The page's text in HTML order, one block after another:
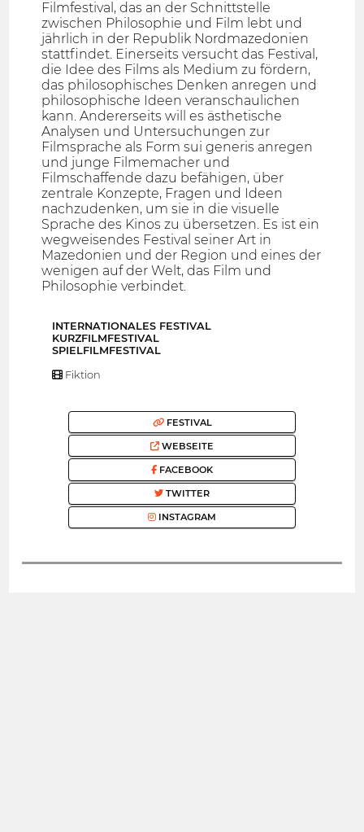
Filmfestival, das an der Schnittstelle
zwischen Philosophie und Film lebt und
jährlich in der Republik Nordmazedonien
stattfindet. Einerseits versucht das Festival,
die Idee des Films als Medium zu fördern,
das philosophisches Denken anregen und
philosophische Ideen veranschaulichen
kann. Andererseits will es ästhetische
Analysen und Untersuchungen zur
Filmsprache als Form sui generis anregen
und junge Filmemacher und
Filmschaffende dazu befähigen, über
zentrale Konzepte, Fragen und Ideen
nachzudenken, um sie in die visuelle
Sprache des Kinos zu übersetzen. Es ist ein
wegweisendes Festival seiner Art in
Mazedonien und der Region und eines der
wenigen auf der Welt, das Film und
Philosophie verbindet.
INTERNATIONALES FESTIVAL
KURZFILMFESTIVAL
SPIELFILMFESTIVAL
Fiktion
FESTIVAL
WEBSEITE
FACEBOOK
TWITTER
INSTAGRAM